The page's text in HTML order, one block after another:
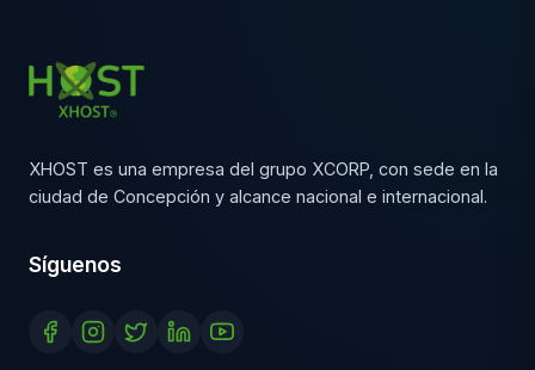
XHOST es una empresa del grupo XCORP, con sede en la
ciudad de Concepción y alcance nacional e internacional.
Síguenos